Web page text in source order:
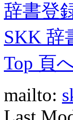
辞書登
SKK 辞
Top 頁
mailto: